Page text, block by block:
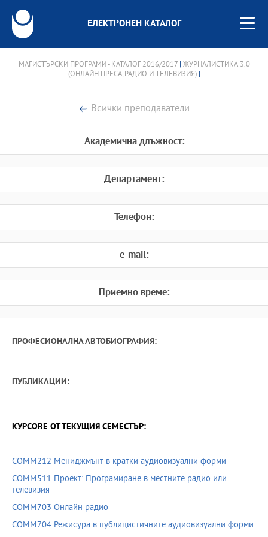
ЕЛЕКТРОНЕН КАТАЛОГ
МАГИСТЪРСКИ ПРОГРАМИ - КАТАЛОГ 2016/2017| ЖУРНАЛИСТИКА 3.0
(ОНЛАЙН ПРЕСА, РАДИО И ТЕЛЕВИЗИЯ)|
Всички преподаватели
Академична длъжност:
Департамент:
Телефон:
e-mail:
Приемно време:
ПРОФЕСИОНАЛНА АВТОБИОГРАФИЯ:
ПУБЛИКАЦИИ:
КУРСОВЕ ОТ ТЕКУЩИЯ СЕМЕСТЪР:
COMM212 Мениджмънт в кратки аудиовизуални форми
COMM511 Проект: Програмиране в местните радио или
телевизия
COMM703 Онлайн радио
COMM704 Режисура в публицистичните аудиовизуални форми